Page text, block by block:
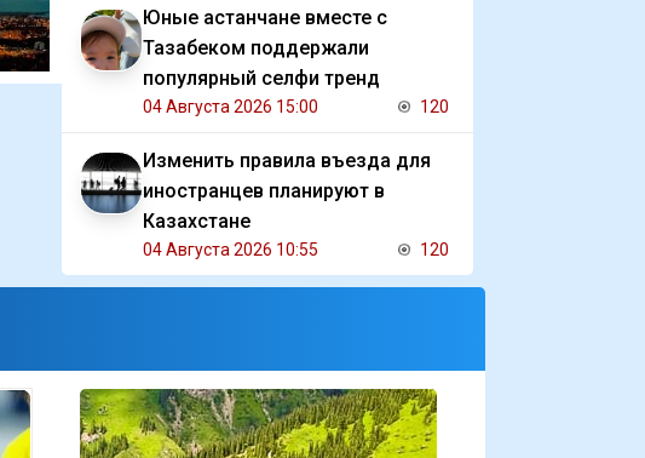
Юные астанчане вместе с
Тазабеком поддержали
популярный селфи тренд
04 Августа 2026 15:00 120
Изменить правила въезда для
иностранцев планируют в
Казахстане
04 Августа 2026 10:55 120